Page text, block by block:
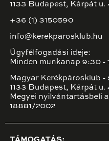
1133 Budapest, Kárpát u.
+36 (1) 3150590
info@kerekparosklub.hu
Ügyfélfogadási ideje:
Minden munkanap 9:30 -
Magyar Kerékpárosklub -
1133 Budapest, Kárpát u.
Megyei nyilvántartásbeli
18881/2002